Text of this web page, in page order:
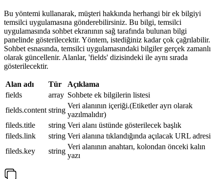
Bu yöntemi kullanarak, müşteri hakkında herhangi bir ek bilgiyi
temsilci uygulamasına gönderebilirsiniz. Bu bilgi, temsilci
uygulamasında sohbet ekranının sağ tarafında bulunan bilgi
panelinde gösterilecektir. Yöntem, istediğiniz kadar çok çağrılabilir.
Sohbet esnasında, temsilci uygulamasındaki bilgiler gerçek zamanlı
olarak güncellenir. Alanlar, 'fields' dizisindeki ile aynı sırada
gösterilecektir.
Alan adı Tür
Açıklama
fields
array Sohbete ek bilgilerin listesi
fields.content string
Veri alanının içeriği.(Etiketler ayrı olarak
yazılmalıdır)
fileds.title
string Veri alanı üstünde gösterilecek başlık
fileds.link
string Veri alanına tıklandığında açılacak URL adresi
fileds.key
string
Veri alanının anahtarı, kolondan önceki kalın
yazı